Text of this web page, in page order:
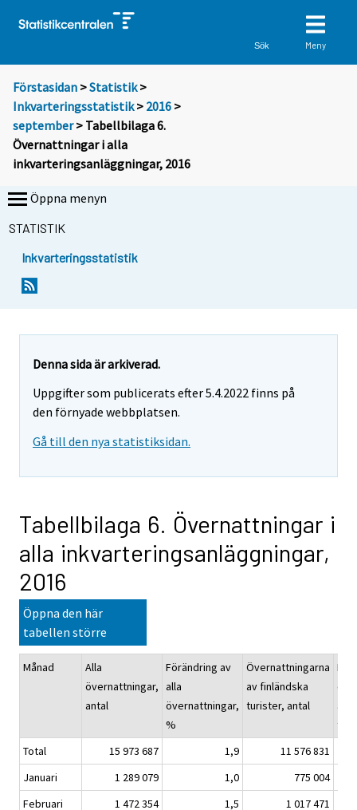
Sök Meny
Förstasidan >Statistik >
Inkvarteringsstatistik> 2016 >
september> Tabellbilaga 6.
Övernattningar i alla
inkvarteringsanläggningar, 2016
Öppna menyn
STATISTIK
Inkvarteringsstatistik
Denna sida är arkiverad.
Uppgifter som publicerats efter 5.4.2022 finns på
den förnyade webbplatsen.
Gå till den nya statistiksidan.
Tabellbilaga 6. Övernattningar i
alla inkvarteringsanläggningar,
2016
Öppna den här
tabellen större
Månad
Alla
övernattningar,
antal
Förändring av
alla
övernattningar,
%
Övernattningarna
av finländska
turister, antal
av
Total
15 973 687 1,9
11 576 831
Januari
1 289 079 1,0
775 004
Februari
1 472 354 1,5
1 017 471